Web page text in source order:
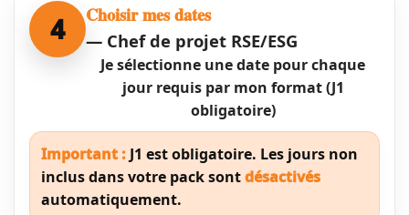
4 Choisir mes dates
— Chef de projet RSE/ESG
Je sélectionne une date pour chaque
jour requis par mon format (J1
obligatoire)
Important : J1 est obligatoire. Les jours non
inclus dans votre pack sontdésactivés
automatiquement.